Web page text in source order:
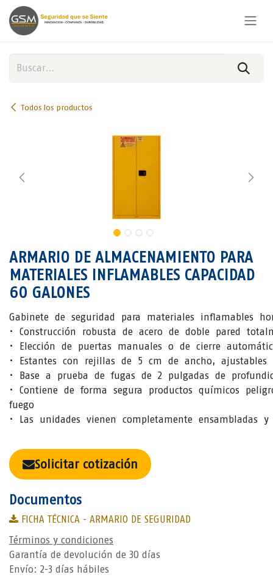
Ir al contenido
Todos los productos
ARMARIO DE ALMACENAMIENTO PARA
MATERIALES INFLAMABLES CAPACIDAD
60 GALONES
Gabinete de seguridad para materiales inflamables
• Construcción robusta de acero de doble pared
• Elección de puertas manuales o de cierre
• Estantes con rejillas de 5 cm de ancho,
• Base a prueba de fugas de 2 pulgadas de
• Contiene de forma segura productos químicos
fuego
• Las unidades vienen completamente ensambladas
Solicitar cotización
Documentos
FICHA TÉCNICA - ARMARIO DE SEGURIDAD
Términos y condiciones
Garantía de devolución de 30 días
Envío: 2-3 días hábiles